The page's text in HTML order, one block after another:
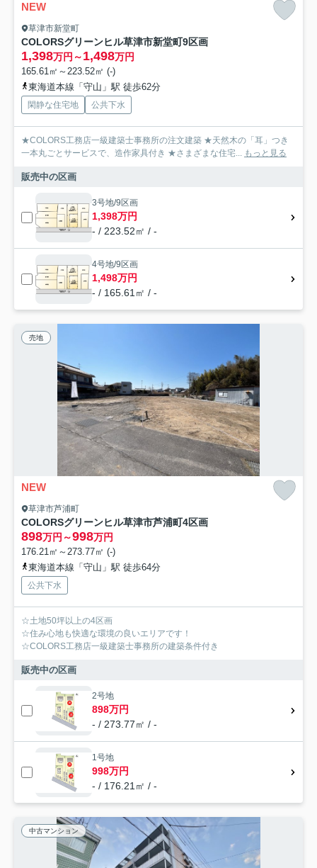
NEW
草津市新堂町
COLORSグリーンヒル草津市新堂町9区画
1,398万円～1,498万円
165.61㎡～223.52㎡ (-)
東海道本線「守山」駅 徒歩62分
閑静な住宅地 公共下水
★COLORS工務店一級建築士事務所の注文建築 ★天然木の「耳」つき
一本丸ごとサービスで、造作家具付き ★さまざまな住宅... もっと見る
販売中の区画
3号地/9区画
1,398万円
- / 223.52㎡ / -
4号地/9区画
1,498万円
- / 165.61㎡ / -
売地
NEW
草津市芦浦町
COLORSグリーンヒル草津市芦浦町4区画
898万円～998万円
176.21㎡～273.77㎡ (-)
東海道本線「守山」駅 徒歩64分
公共下水
☆土地50坪以上の4区画
☆住み心地も快適な環境の良いエリアです！
☆COLORS工務店一級建築士事務所の建築条件付き
販売中の区画
2号地
898万円
- / 273.77㎡ / -
1号地
998万円
- / 176.21㎡ / -
中古マンション